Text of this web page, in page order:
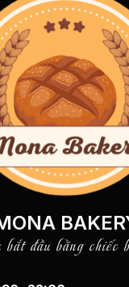
đầu bằng chiếc